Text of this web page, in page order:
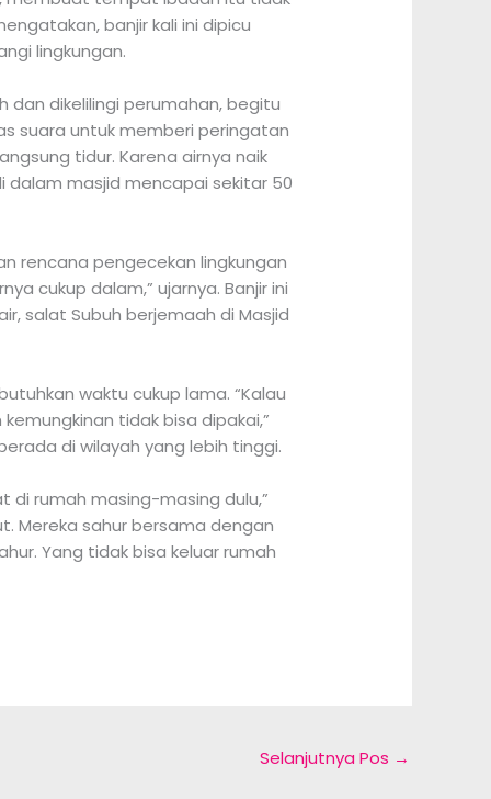
banjir kali ini dipicu
lingkungan.
dan dikelilingi perumahan, begitu
suara untuk memberi peringatan
tidur. Karena airnya naik
dalam masjid mencapai sekitar 50
rencana pengecekan lingkungan
cukup dalam,” ujarnya. Banjir ini
salat Subuh berjemaah di Masjid
waktu cukup lama. “Kalau
tidak bisa dipakai,”
di wilayah yang lebih tinggi.
di rumah masing-masing dulu,”
Mereka sahur bersama dengan
Yang tidak bisa keluar rumah
Selanjutnya Pos →